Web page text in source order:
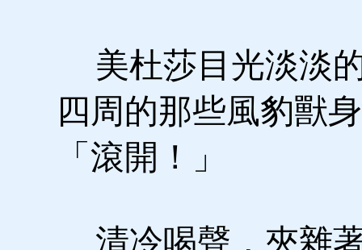
美杜莎目光淡淡
四周的那些風豹獸
「滾開！」
清冷喝聲，夾雜